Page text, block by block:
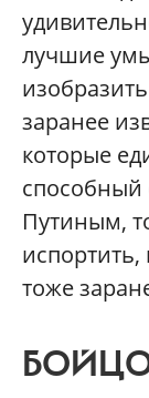
лучшие
заранее
которые
способный
Путиным,
тоже